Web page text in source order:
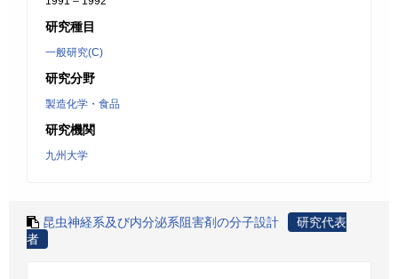
研究種目
一般研究(C)
研究分野
製造化学・食品
研究機関
九州大学
昆虫神経系及び内分泌系阻害剤の分子設計
研究代表
者